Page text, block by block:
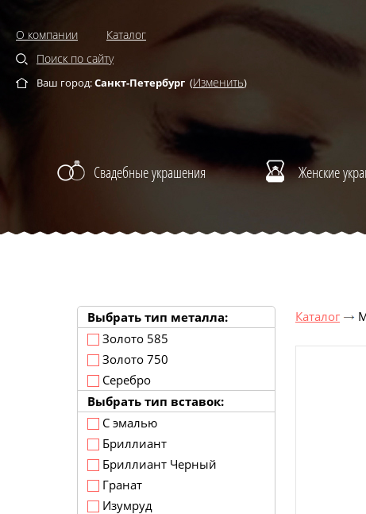
О компании
Каталог
Поиск по сайту
Ваш город:Санкт-Петербург (Изменить)
Свадебные украшения Женские
Выбрать тип металла:
Золото 585
Золото 750
Серебро
Выбрать тип вставок:
С эмалью
Бриллиант
Бриллиант Черный
Гранат
Изумруд
Каталог